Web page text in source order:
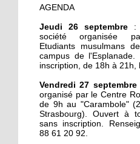
Esplanade : des
l'hiver
2 octobre 2019
L'écureuil : «
être à découvert »
1 octobre 2019
J'ai testé pour
AGENDA
Jeudi 26 septembre :
société organisée
Etudiants musulmans
campus de
inscription, de 18h à 21h,
Vendredi 27 septembre
organisé par le Centre
de 9h au "Carambole"
Strasbourg). Ouvert à
sans inscription.
88 61 20 92.